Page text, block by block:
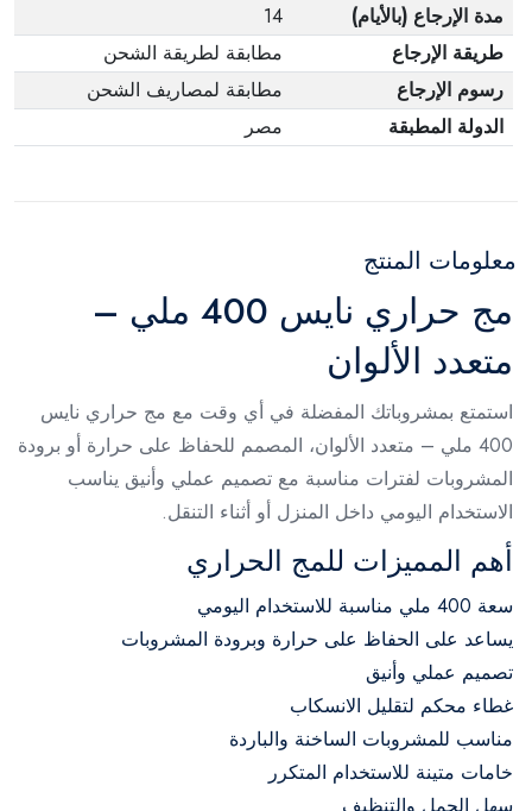
مدة الإرجاع (بالأيام)
14
طريقة الإرجاع
مطابقة لطريقة الشحن
رسوم الإرجاع
مطابقة لمصاريف الشحن
الدولة المطبقة
مصر
معلومات المنتج
مج حراري نايس 400 ملي –
متعدد الألوان
استمتع بمشروباتك المفضلة في أي وقت مع مج حراري نايس
400 ملي – متعدد الألوان، المصمم للحفاظ على حرارة أو برودة
المشروبات لفترات مناسبة مع تصميم عملي وأنيق يناسب
الاستخدام اليومي داخل المنزل أو أثناء التنقل.
أهم المميزات للمج الحراري
سعة 400 ملي مناسبة للاستخدام اليومي
يساعد على الحفاظ على حرارة وبرودة المشروبات
تصميم عملي وأنيق
غطاء محكم لتقليل الانسكاب
مناسب للمشروبات الساخنة والباردة
خامات متينة للاستخدام المتكرر
سهل الحمل والتنظيف